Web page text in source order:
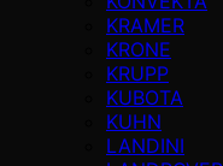
KRAMER
KRONE
KRUPP
KUBOTA
KUHN
LANDINI